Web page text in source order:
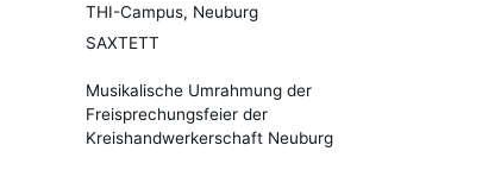
THI-Campus, Neuburg
SAXTETT
Musikalische Umrahmung der
Freisprechungsfeier der
Kreishandwerkerschaft Neuburg